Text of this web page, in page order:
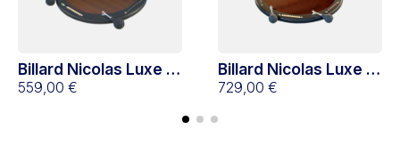
Billard Nicolas Luxe 4
joueurs
559,00 €
Billard Nicolas Luxe 6
joueurs
729,00 €